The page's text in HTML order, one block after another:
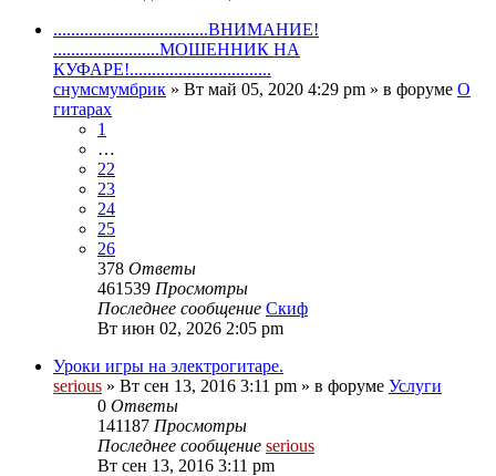
...................................ВНИМАНИЕ!
........................МОШЕННИК НА
КУФАРЕ!................................
снумсмумбрик » Вт май 05, 2020 4:29 pm » в форуме О
гитарах
1
…
22
23
24
25
26
378 Ответы
461539 Просмотры
Последнее сообщение Скиф
Вт июн 02, 2026 2:05 pm
Уроки игры на электрогитаре.
serious » Вт сен 13, 2016 3:11 pm » в форуме Услуги
0 Ответы
141187 Просмотры
Последнее сообщение serious
Вт сен 13, 2016 3:11 pm